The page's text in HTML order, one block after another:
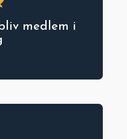
medlem i